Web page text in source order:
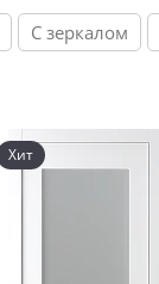
С зеркалом
Хит